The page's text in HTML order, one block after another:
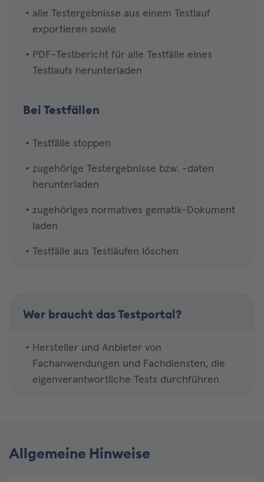
alle Testergebnisse aus einem Testlauf
exportieren sowie
PDF-Testbericht für alle Testfälle eines
Testlaufs herunterladen
Bei Testfällen
Testfälle stoppen
zugehörige Testergebnisse bzw. -daten
herunterladen
zugehöriges normatives gematik-Dokument
laden
Testfälle aus Testläufen löschen
Wer braucht das Testportal?
Hersteller und Anbieter von
Fachanwendungen und Fachdiensten, die
eigenverantwortliche Tests durchführen
Allgemeine Hinweise